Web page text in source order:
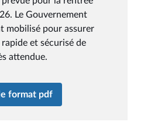
Le Gouvernement
mobilisé pour assurer
et sécurisé de
attendue.
format pdf